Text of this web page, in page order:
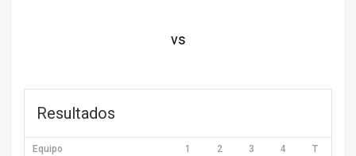
vs
Resultados
Equipo 1 2 3 4 T